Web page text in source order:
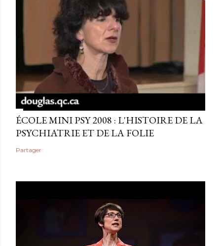
ÉCOLE MINI PSY 2008 : L'HISTOIRE DE LA
PSYCHIATRIE ET DE LA FOLIE
Partager